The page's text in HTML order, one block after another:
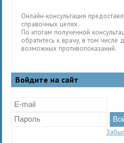
Онлайн-консультация
справочных целях.
По итогам полученной
обратитесь к врачу, в том числе
возможных противопоказаний.
Войдите на сайт